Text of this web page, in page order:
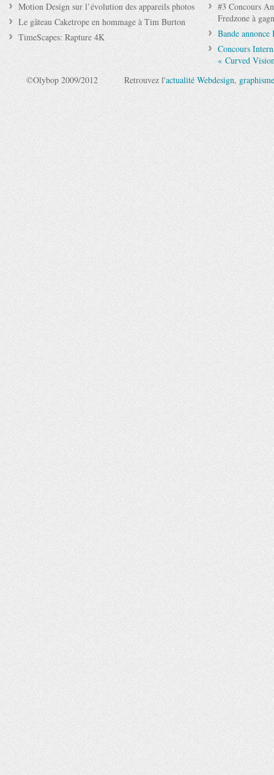
Motion Design sur l’évolution des appareils photos
Le gâteau Caketrope en hommage à Tim Burton
TimeScapes: Rapture 4K
#3 Concours
Fredzone à
Bande
Concours
« Curved
©Olybop 2009/2012
Retrouvez l'actualité Webdesign, graphisme